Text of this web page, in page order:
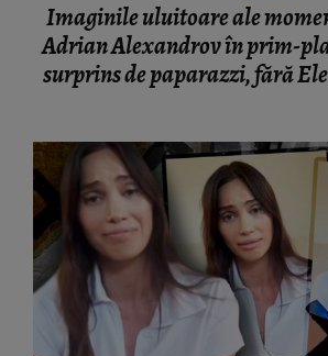
Imaginile uluitoare ale
Adrian Alexandrov în prim-
surprins de paparazzi, fără